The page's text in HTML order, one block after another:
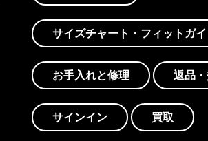
サイズチャート・フィットガ
お手入れと修理 返品
サインイン 買取